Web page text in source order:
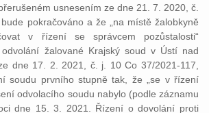
usnesením ze dne 21. 7. 2020, č.
pokračováno a že „na místě žalobkyně
v řízení se správcem pozůstalosti“
žalované Krajský soud v Ústí nad
dne 17. 2. 2021, č. j. 10 Co 37/2021-117,
soudu prvního stupně tak, že „se v řízení
odvolacího soudu nabylo (podle záznamu
dne 15. 3. 2021. Řízení o dovolání proti